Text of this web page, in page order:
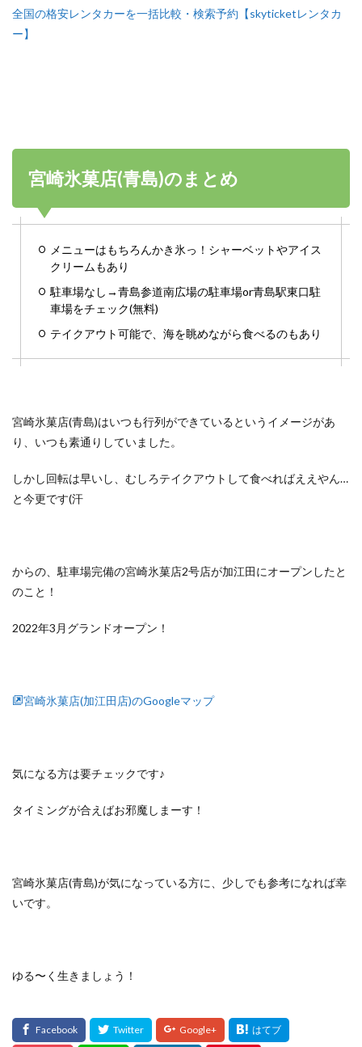
全国の格安レンタカーを一括比較・検索予約【skyticketレンタカ
ー】
宮崎氷菓店(青島)のまとめ
メニューはもちろんかき氷っ！シャーベットやアイス
クリームもあり
駐車場なし→青島参道南広場の駐車場or青島駅東口駐
車場をチェック(無料)
テイクアウト可能で、海を眺めながら食べるのもあり
宮崎氷菓店(青島)はいつも行列ができているというイメージがあ
り、いつも素通りしていました。
しかし回転は早いし、むしろテイクアウトして食べればええやん…
と今更です(汗
からの、駐車場完備の宮崎氷菓店2号店が加江田にオープンしたと
のこと！
2022年3月グランドオープン！
宮崎氷菓店(加江田店)のGoogleマップ
気になる方は要チェックです♪
タイミングが合えばお邪魔しまーす！
宮崎氷菓店(青島)が気になっている方に、少しでも参考になれば幸
いです。
ゆる〜く生きましょう！